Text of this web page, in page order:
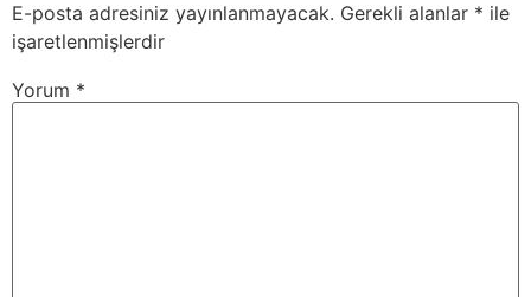
E-posta adresiniz yayınlanmayacak. Gerekli alanlar * ile
işaretlenmişlerdir
Yorum *